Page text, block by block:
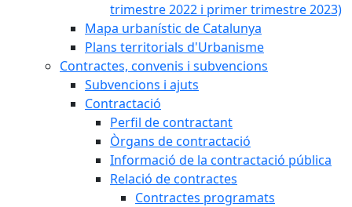
trimestre 2022 i primer trimestre 2023)
Mapa urbanístic de Catalunya
Plans territorials d'Urbanisme
Contractes, convenis i subvencions
Subvencions i ajuts
Contractació
Perfil de contractant
Òrgans de contractació
Informació de la contractació pública
Relació de contractes
Contractes programats